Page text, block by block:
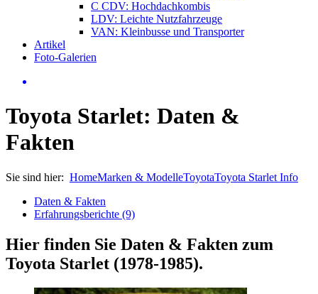
C CDV: Hochdachkombis
LDV: Leichte Nutzfahrzeuge
VAN: Kleinbusse und Transporter
Artikel
Foto-Galerien
Toyota Starlet: Daten &
Fakten
Sie sind hier: HomeMarken & ModelleToyotaToyota Starlet Info
Daten & Fakten
Erfahrungsberichte (9)
Hier finden Sie Daten & Fakten zum
Toyota Starlet (1978-1985).